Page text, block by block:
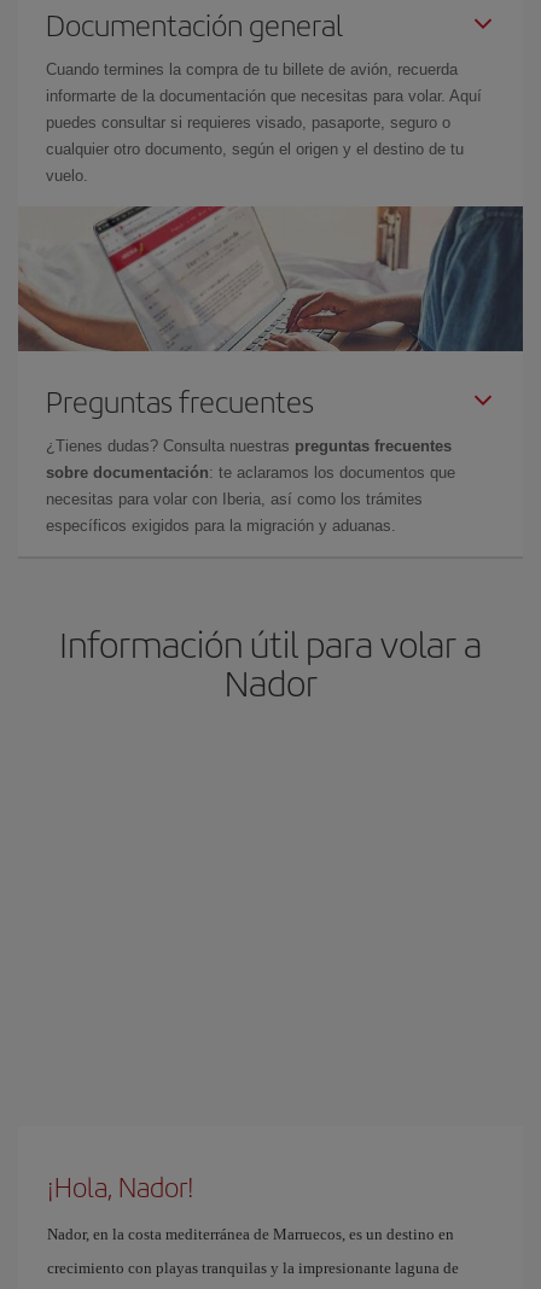
Documentación general
Cuando termines la compra de tu billete de avión, recuerda
informarte de la documentación que necesitas para volar. Aquí
puedes consultar si requieres visado, pasaporte, seguro o
cualquier otro documento, según el origen y el destino de tu
vuelo.
Preguntas frecuentes
¿Tienes dudas? Consulta nuestras preguntas frecuentes
sobre documentación: te aclaramos los documentos que
necesitas para volar con Iberia, así como los trámites
específicos exigidos para la migración y aduanas.
Información útil para volar a
Nador
¡Hola, Nador!
Nador, en la costa mediterránea de Marruecos, es un destino en
crecimiento con playas tranquilas y la impresionante laguna de